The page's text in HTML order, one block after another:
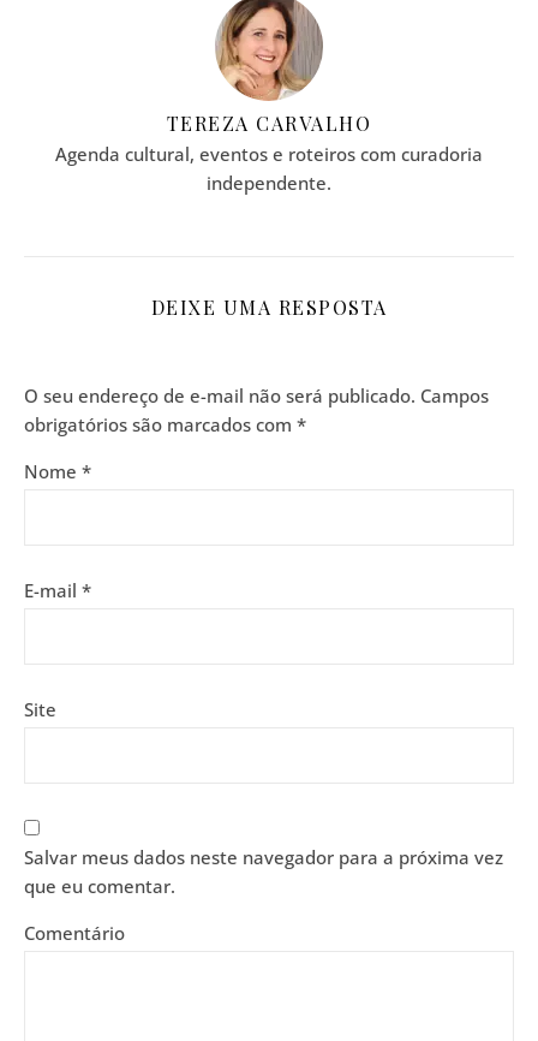
TEREZA CARVALHO
Agenda cultural, eventos e roteiros com curadoria
independente.
DEIXE UMA RESPOSTA
O seu endereço de e-mail não será publicado. Campos
obrigatórios são marcados com *
Nome *
E-mail *
Site
Salvar meus dados neste navegador para a próxima vez
que eu comentar.
Comentário